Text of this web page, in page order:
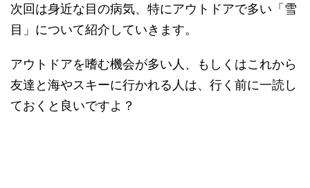
次回は身近な目の病気、特にアウトドアで多い「雪
目」について紹介していきます。
アウトドアを嗜む機会が多い人、もしくはこれから
友達と海やスキーに行かれる人は、行く前に一読し
ておくと良いですよ？